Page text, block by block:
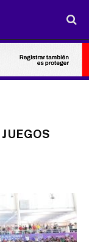
JUEGOS